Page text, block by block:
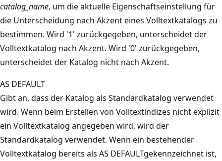
catalog_name, um die aktuelle Eigenschaftseinstellung für
die Unterscheidung nach Akzent eines Volltextkatalogs zu
bestimmen. Wird '1' zurückgegeben, unterscheidet der
Volltextkatalog nach Akzent. Wird '0' zurückgegeben,
unterscheidet der Katalog nicht nach Akzent.
AS DEFAULT
Gibt an, dass der Katalog als Standardkatalog verwendet
wird. Wenn beim Erstellen von Volltextindizes nicht explizit
ein Volltextkatalog angegeben wird, wird der
Standardkatalog verwendet. Wenn ein bestehender
Volltextkatalog bereits als AS DEFAULTgekennzeichnet ist,